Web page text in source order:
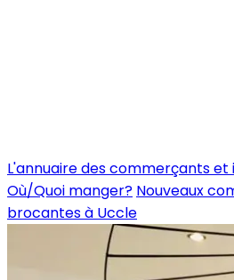
L'annuaire des commerçants
Où/Quoi manger? Nouveaux
brocantes à Uccle